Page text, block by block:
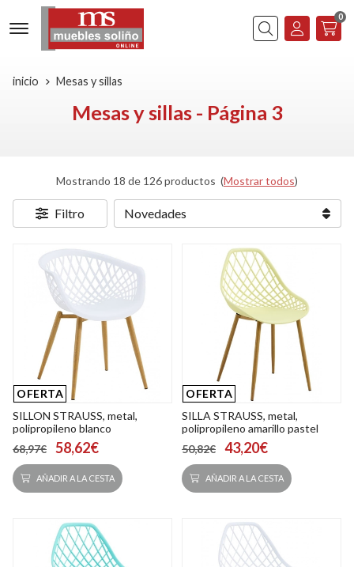
Buscar
0
inicio Mesas y sillas
Mesas y sillas - Página 3
Mostrando 18 de 126 productos (Mostrar todos)
Filtro
OFERTA
SILLON STRAUSS, metal,
polipropileno blanco
68,97€
58,62€
AÑADIR A LA CESTA
OFERTA
SILLA STRAUSS, metal,
polipropileno amarillo pastel
50,82€
43,20€
AÑADIR A LA CESTA